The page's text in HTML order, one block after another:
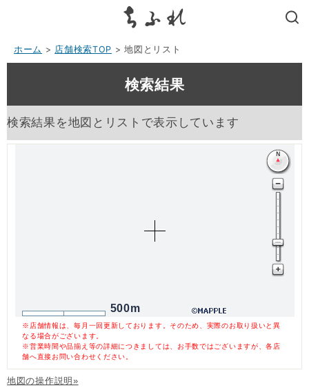
ホーム > 店舗検索TOP > 地図とリスト
検索結果
検索結果を地図とリストで表示しています
500m
※店舗情報は、毎月一回更新しております。そのため、実際のお取り扱いと異
なる場合がございます。
※営業時間や品揃え等の詳細につきましては、お手数ではございますが、各店
舗へ直接お問い合わせください。
地図の操作説明»